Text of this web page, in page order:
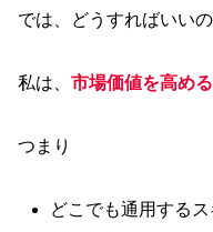
では、どうすればいいの
私は、 市場価値を高め
つまり
どこでも通用する